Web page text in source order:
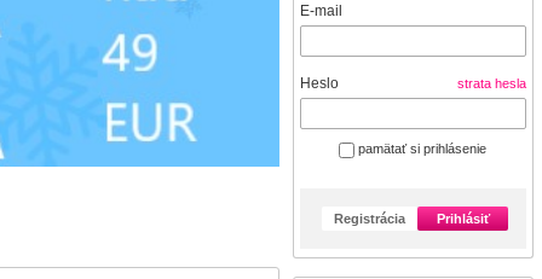
E-mail
Heslo strata hesla
pamätať si prihlásenie
Registrácia Prihlásiť